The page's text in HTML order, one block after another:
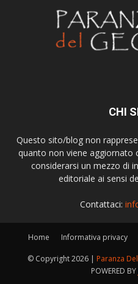
CHI
Questo sito/blog non
quanto non viene aggiornato
considerarsi un mezzo di
editoriale ai sensi
Contattaci:
Home Informativa privacy
© Copyright2026 | Paranza
POWERED BY